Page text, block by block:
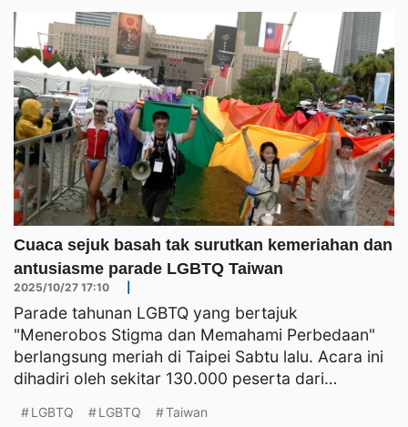
Cuaca sejuk basah tak surutkan kemeriahan dan
antusiasme parade LGBTQ Taiwan
2025/10/27 17:10
Parade tahunan LGBTQ yang bertajuk
"Menerobos Stigma dan Memahami Perbedaan"
berlangsung meriah di Taipei Sabtu lalu. Acara ini
dihadiri oleh sekitar 130.000 peserta dari
LGBTQ LGBTQ Taiwan